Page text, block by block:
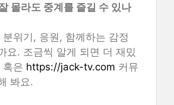
몰라도 중계를 즐길 수 있나
위기, 응원, 함께하는 감정
요. 조금씩 알게 되면 더 재밌
혹은 https://jack-tv.com 커뮤
봐요.